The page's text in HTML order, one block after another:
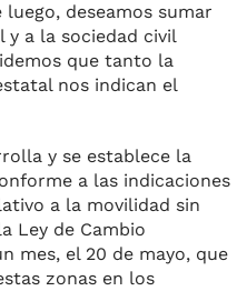
deseamos sumar
y a la sociedad civil
que tanto la
nos indican el
y se establece la
a las indicaciones
a la movilidad sin
Ley de Cambio
mes, el 20 de mayo, que
zonas en los